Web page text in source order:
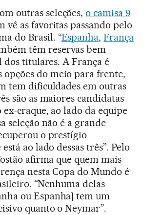
outras seleções,o camisa 9
vê as favoritas passando pelo
do Brasil. “Espanha,França
têm reservas bem
titulares. A França é
opções do meio para frente,
tem dificuldades em outras
são as maiores candidatas
craque, ao lado da equipe
seleção não é a grande
o prestígio
ao lado dessas três”. Pelo
afirma que quem mais
nesta Copa do Mundo é
“Nenhuma delas
ou Espanha] tem um
quanto o Neymar”.